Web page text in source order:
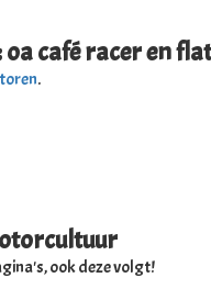
café racer en
.
ook deze volgt!